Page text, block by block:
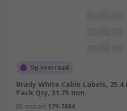
Op voorraad
Brady White Cable Labels,
Pack Qty, 31.75 mm
RS-stocknr. 179-7684